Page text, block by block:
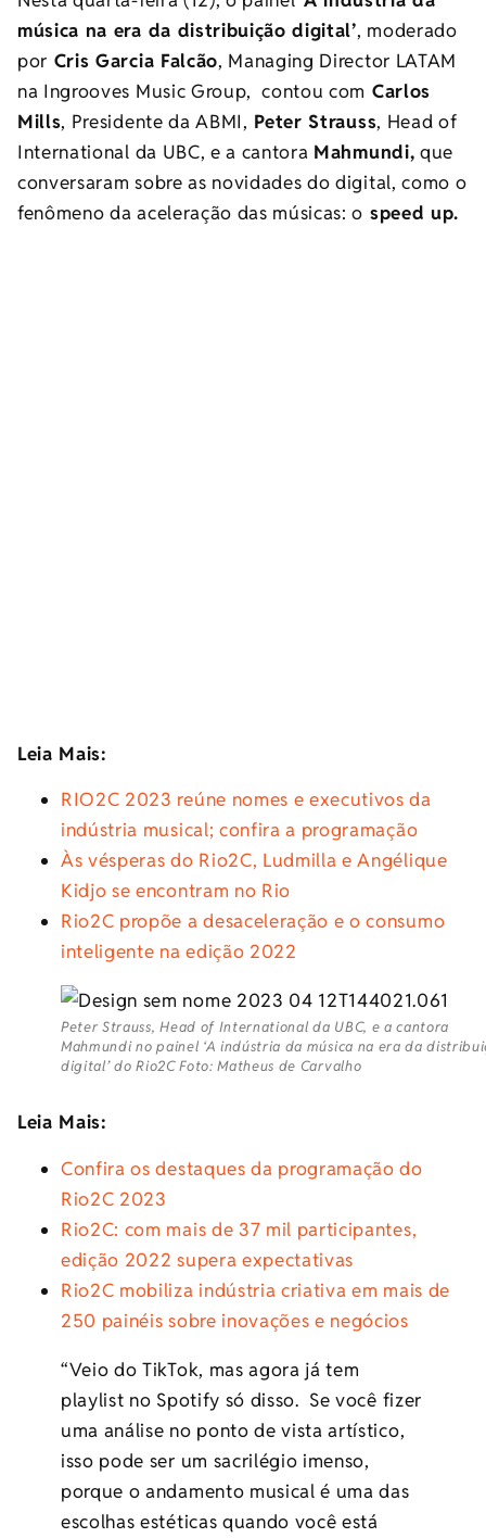
música na era da distribuição digital’, moderado
por Cris Garcia Falcão, Managing Director LATAM
na Ingrooves Music Group, contou com Carlos
Mills, Presidente da ABMI, Peter Strauss, Head of
International da UBC, e a cantora Mahmundi, que
conversaram sobre as novidades do digital, como o
fenômeno da aceleração das músicas: o speed up.
Leia Mais:
RIO2C 2023 reúne nomes e executivos da
indústria musical; confira a programação
Às vésperas do Rio2C, Ludmilla e Angélique
Kidjo se encontram no Rio
Rio2C propõe a desaceleração e o consumo
inteligente na edição 2022
Peter Strauss, Head of International da UBC, e a cantora
Mahmundi no painel ‘A indústria da música na era da
digital’ do Rio2C Foto: Matheus de Carvalho
Leia Mais:
Confira os destaques da programação do
Rio2C 2023
Rio2C: com mais de 37 mil participantes,
edição 2022 supera expectativas
Rio2C mobiliza indústria criativa em mais de
250 painéis sobre inovações e negócios
“Veio do TikTok, mas agora já tem
playlist no Spotify só disso. Se você fizer
uma análise no ponto de vista artístico,
isso pode ser um sacrilégio imenso,
porque o andamento musical é uma das
escolhas estéticas quando você está